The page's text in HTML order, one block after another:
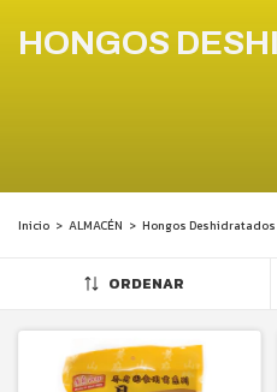
HONGOS
Inicio > ALMACÉN > Hongos Deshidratados
ORDENAR